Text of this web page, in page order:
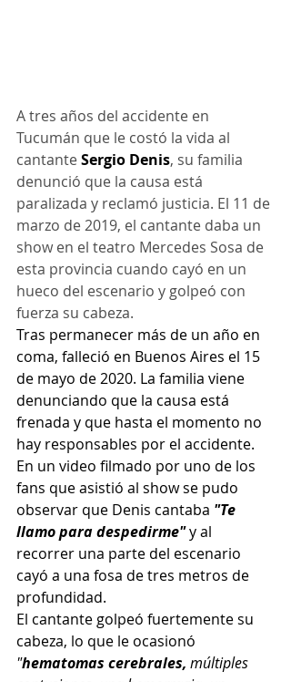
A tres años del accidente en
Tucumán que le costó la vida al
cantante Sergio Denis, su familia
denunció que la causa está
paralizada y reclamó justicia. El 11 de
marzo de 2019, el cantante daba un
show en el teatro Mercedes Sosa de
esta provincia cuando cayó en un
hueco del escenario y golpeó con
fuerza su cabeza.
Tras permanecer más de un año en
coma, falleció en Buenos Aires el 15
de mayo de 2020. La familia viene
denunciando que la causa está
frenada y que hasta el momento no
hay responsables por el accidente.
En un video filmado por uno de los
fans que asistió al show se pudo
observar que Denis cantaba "Te
llamo para despedirme" y al
recorrer una parte del escenario
cayó a una fosa de tres metros de
profundidad.
El cantante golpeó fuertemente su
cabeza, lo que le ocasionó
"hematomas cerebrales, múltiples